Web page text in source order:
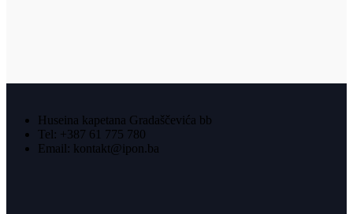
Huseina kapetana Gradaščevića bb
Tel: +387 61 775 780
Email: kontakt@ipon.ba